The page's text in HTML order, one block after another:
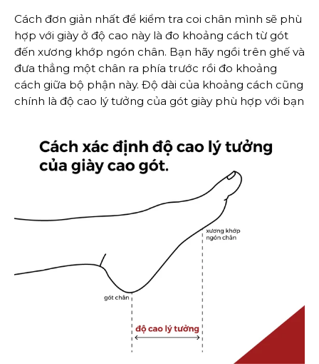
Cách đơn giản nhất để kiểm tra coi chân mình sẽ phù
hợp với giày ở độ cao này là đo khoảng cách từ gót
đến xương khớp ngón chân. Bạn hãy ngồi trên ghế và
đưa thẳng một chân ra phía trước rồi đo khoảng
cách giữa bộ phận này. Độ dài của khoảng cách cũng
chính là độ cao lý tưởng của gót giày phù hợp với bạn